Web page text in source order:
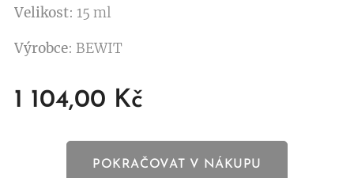
Velikost: 15 ml
Výrobce: BEWIT
1 104,00 Kč
POKRAČOVAT V NÁKUPU